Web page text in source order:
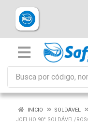
INÍCIO SOLDÁVEL
JOELHO 90° SOLDÁVEL/